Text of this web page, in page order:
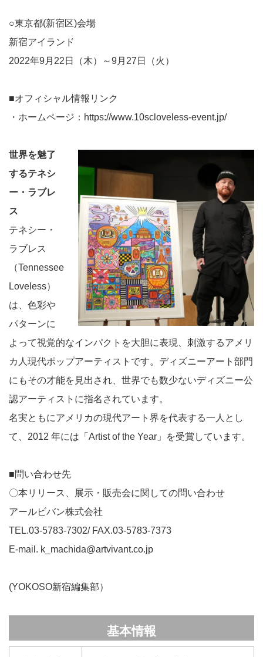
○東京都(新宿区)会場
新宿アイランド
2022年9月22日（木）～9月27日（火）
■オフィシャル情報リンク
・ホームページ：https://www.10scloveless-event.jp/
世界を魅了
するテネシ
ー・ラブレ
ス
テネシー・
ラブレス
（Tennessee
Loveless）
は、色彩や
パターンに
よって視覚的なインパクトを大胆に表現、刺激するアメリ
カ人現代ポップアーティストです。ディズニーアート部門
にもその才能を見出され、世界でも数少ないディズニー公
認アーティストに指名されています。
名実ともにアメリカの現代アート界を代表する一人とし
て、2012 年には「Artist of the Year」を受賞しています。
■問い合わせ先
〇本リリース、展示・販売会に関しての問い合わせ
アールビバン株式会社
TEL.03-5783-7302/ FAX.03-5783-7373
E-mail. k_machida@artvivant.co.jp
(YOKOSO新宿編集部）
基本情報